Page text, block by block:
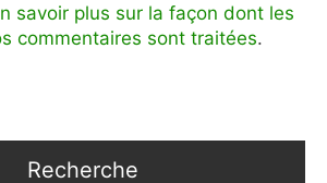
savoir plus sur la façon dont les
commentaires sont traitées.
Recherche